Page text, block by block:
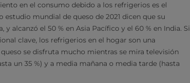
en el consumo debido a los refrigerios es el
mundial de queso de 2021 dicen que su
alcanzó el 50 % en Asia Pacífico y el 60 % en India. Si
clave, los refrigerios en el hogar son una
se disfruta mucho mientras se mira televisión
un 35 %) y a media mañana o media tarde (hasta